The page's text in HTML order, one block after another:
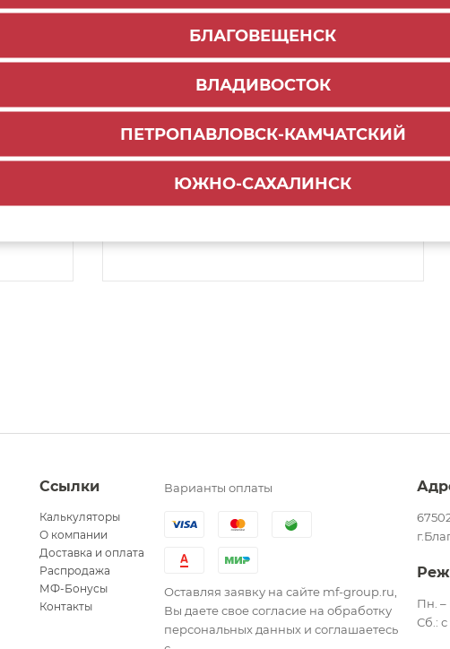
БЛАГОВЕЩЕНСК
ВЛАДИВОСТОК
ПЕТРОПАВЛОВСК-КАМЧАТСКИЙ
ЮЖНО-САХАЛИНСК
Способы доставки:
По городу:1000 руб.
Ссылки
Калькуляторы
О компании
Доставка и оплата
Распродажа
МФ-Бонусы
Контакты
Варианты оплаты
Оставляя заявку на сайте mf-group.ru,
Вы даете свое согласие на обработку
персональных данных и соглашаетесь
Пн. –
Сб.: